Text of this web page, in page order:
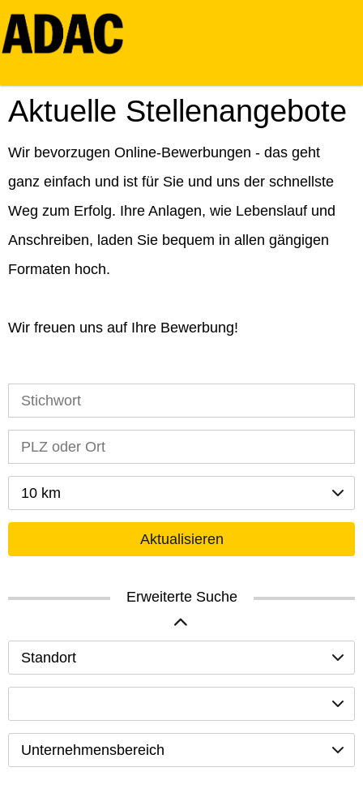
Aktuelle Stellenangebote
Wir bevorzugen Online-Bewerbungen - das geht
ganz einfach und ist für Sie und uns der schnellste
Weg zum Erfolg. Ihre Anlagen, wie Lebenslauf und
Anschreiben, laden Sie bequem in allen gängigen
Formaten hoch.
Wir freuen uns auf Ihre Bewerbung!
10 km
Aktualisieren
Erweiterte Suche
Standort
Unternehmensbereich